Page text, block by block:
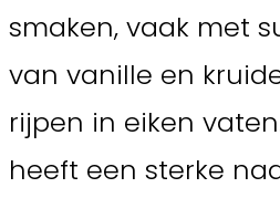
smaken, vaak met
van vanille en
rijpen in eiken
heeft een sterke